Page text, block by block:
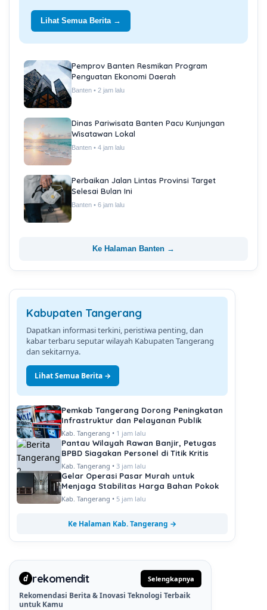
Lihat Semua Berita →
Pemprov Banten Resmikan Program
Penguatan Ekonomi Daerah
Banten • 2 jam lalu
Dinas Pariwisata Banten Pacu Kunjungan
Wisatawan Lokal
Banten • 4 jam lalu
Perbaikan Jalan Lintas Provinsi Target
Selesai Bulan Ini
Banten • 6 jam lalu
Ke Halaman Banten →
Kabupaten Tangerang
Dapatkan informasi terkini, peristiwa penting, dan
kabar terbaru seputar wilayah Kabupaten Tangerang
dan sekitarnya.
Lihat Semua Berita →
Pemkab Tangerang Dorong Peningkatan
Infrastruktur dan Pelayanan Publik
Kab. Tangerang • 1 jam lalu
Pantau Wilayah Rawan Banjir, Petugas
BPBD Siagakan Personel di Titik Kritis
Kab. Tangerang • 3 jam lalu
Gelar Operasi Pasar Murah untuk
Menjaga Stabilitas Harga Bahan Pokok
Kab. Tangerang • 5 jam lalu
Ke Halaman Kab. Tangerang →
d rekomendit Selengkapnya
Rekomendasi Berita & Inovasi Teknologi Terbaik
untuk Kamu